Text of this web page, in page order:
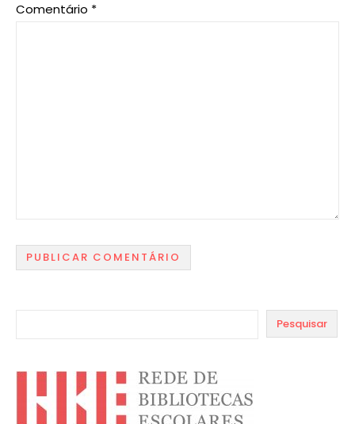
Comentário *
Pesquisar